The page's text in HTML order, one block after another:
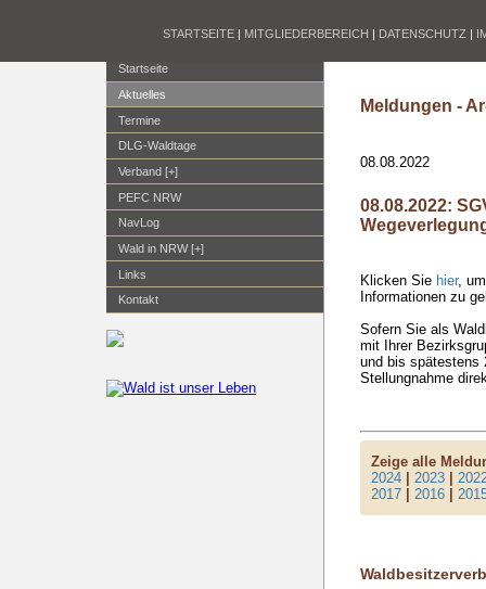
STARTSEITE | MITGLIEDERBEREICH | DATENSCHUTZ |
Startseite
Aktuelles
Termine
DLG-Waldtage
Verband [+]
PEFC NRW
NavLog
Wald in NRW [+]
Links
Kontakt
Meldungen -
08.08.2022
08.08.2022:
Klicken Sie hier,
Informationen zu
Sofern Sie als
mit Ihrer
und bis spätestens
Stellungnahme
Zeige alle
2024 |2023 |
2017 |2016 |